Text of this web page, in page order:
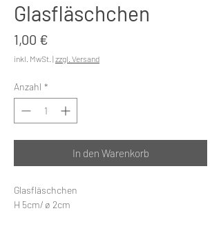
Glasfläschchen
1,00 €
inkl. MwSt. |zzgl. Versand
Anzahl *
In den Warenkorb
Glasfläschchen
H 5cm/ ø 2cm